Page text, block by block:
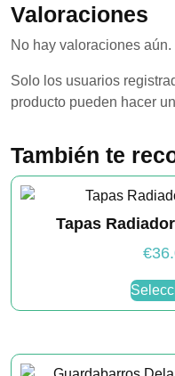
Valoraciones
No hay valoraciones aún.
Solo los usuarios
producto pueden hacer
También te
Tapas
€